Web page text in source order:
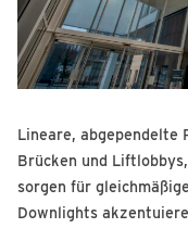
Lineare, abgependelte
Brücken und
sorgen für
Downlights